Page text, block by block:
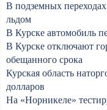
В подземных
льдом
В Курске автомобиль
В Курске отключают
обещанного срока
Курская область
долларов
На «Норникеле»